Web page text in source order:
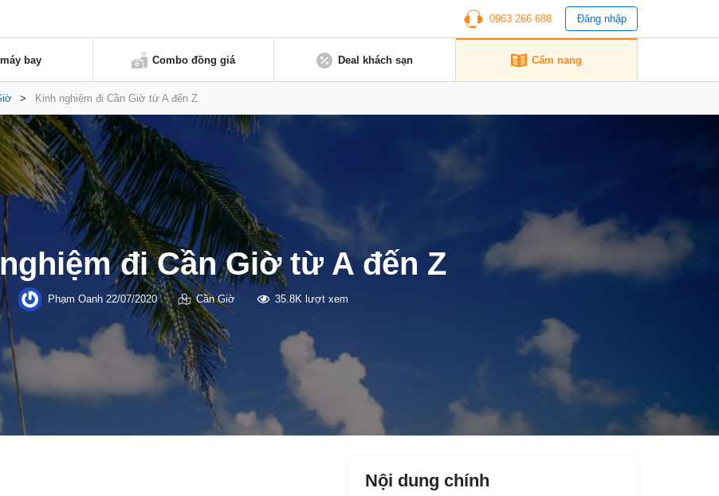
0963 266 688 Đăng nhập
bay Combo đồng giá Deal khách sạn Cẩm nang
> Kinh nghiệm đi Cần Giờ từ A đến Z
đi Cần Giờ từ A đến Z
Phạm Oanh22/07/2020 Cần Giờ 35.8K lượt xem
Nội dung chính